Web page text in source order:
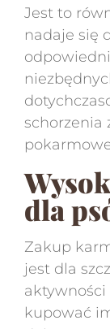
Jest to
nadaje się
schorzenia
dla
Zakup
jest dla
kupować